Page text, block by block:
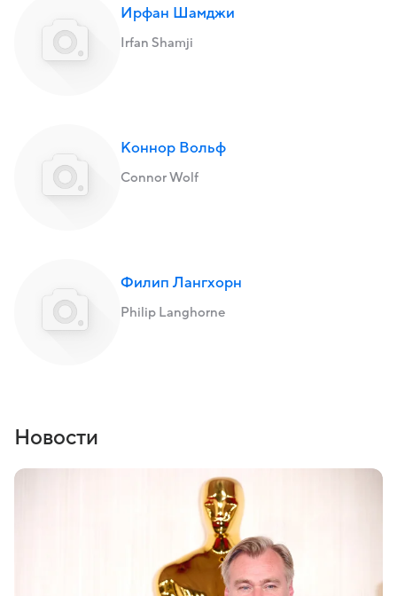
Ирфан Шамджи
Irfan Shamji
Коннор Вольф
Connor Wolf
Филип Лангхорн
Philip Langhorne
Новости